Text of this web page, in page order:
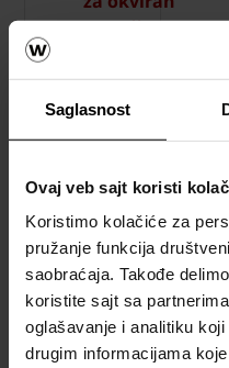
Saglasnost
Ovaj veb sajt koristi
Koristimo kolačiće za
pružanje funkcija
saobraćaja. Takođe
koristite sajt sa
oglašavanje i analitiku
drugim informacijama
proračun
za krov
proračun
Naručite
besplatan
uzorak
crepa